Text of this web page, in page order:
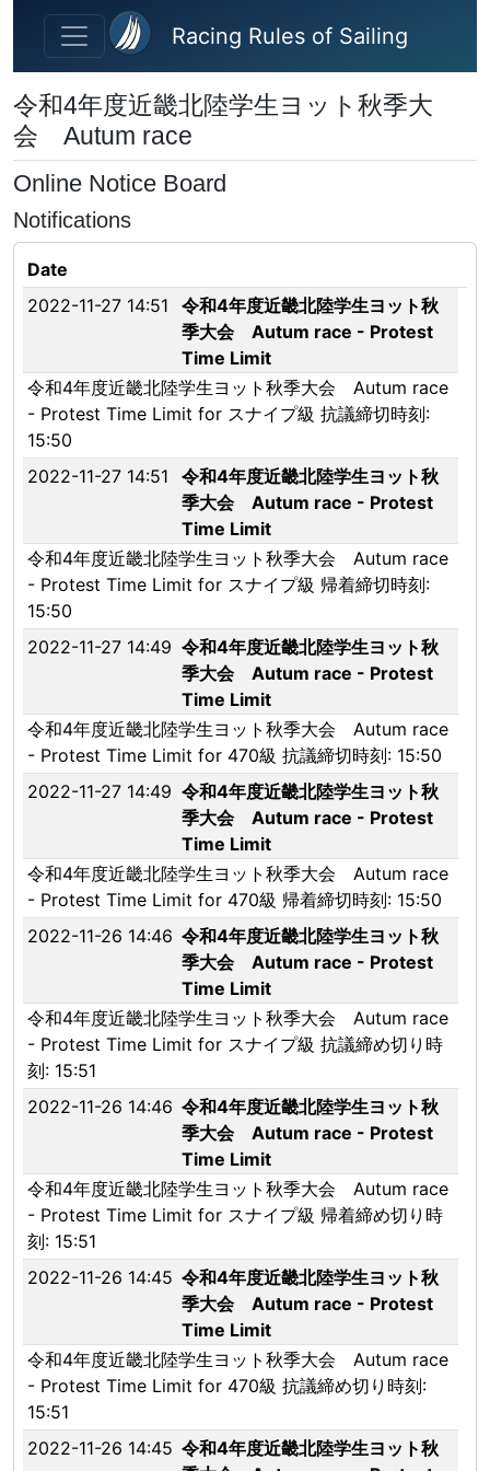
Skip to main content
Racing Rules of Sailing
令和4年度近畿北陸学生ヨット秋季大
会 Autum race
Online Notice Board
Notifications
Date
2022-11-27 14:51
令和4年度近畿北陸学生ヨット秋
季大会 Autum race - Protest
Time Limit
令和4年度近畿北陸学生ヨット秋季大会 Autum race
- Protest Time Limit for スナイプ級 抗議締切時刻:
15:50
2022-11-27 14:51
令和4年度近畿北陸学生ヨット秋
季大会 Autum race - Protest
Time Limit
令和4年度近畿北陸学生ヨット秋季大会 Autum race
- Protest Time Limit for スナイプ級 帰着締切時刻:
15:50
2022-11-27 14:49 令和4年度近畿北陸学生ヨット秋
季大会 Autum race - Protest
Time Limit
令和4年度近畿北陸学生ヨット秋季大会 Autum race
- Protest Time Limit for 470級 抗議締切時刻: 15:50
2022-11-27 14:49 令和4年度近畿北陸学生ヨット秋
季大会 Autum race - Protest
Time Limit
令和4年度近畿北陸学生ヨット秋季大会 Autum race
- Protest Time Limit for 470級 帰着締切時刻: 15:50
2022-11-26 14:46 令和4年度近畿北陸学生ヨット秋
季大会 Autum race - Protest
Time Limit
令和4年度近畿北陸学生ヨット秋季大会 Autum race
- Protest Time Limit for スナイプ級 抗議締め切り時
刻: 15:51
2022-11-26 14:46 令和4年度近畿北陸学生ヨット秋
季大会 Autum race - Protest
Time Limit
令和4年度近畿北陸学生ヨット秋季大会 Autum race
- Protest Time Limit for スナイプ級 帰着締め切り時
刻: 15:51
2022-11-26 14:45 令和4年度近畿北陸学生ヨット秋
季大会 Autum race - Protest
Time Limit
令和4年度近畿北陸学生ヨット秋季大会 Autum race
- Protest Time Limit for 470級 抗議締め切り時刻:
15:51
2022-11-26 14:45 令和4年度近畿北陸学生ヨット秋